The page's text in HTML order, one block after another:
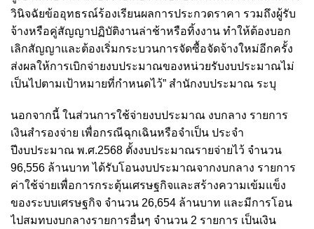
วินิจฉัยข้ออุทธรณ์ร้องเรียนผลการประกวดราคา รวมถึงผู้รับ
จ้างหรือคู่สัญญาปฏิบัติงานล่าช้าหรือทิ้งงาน ทำให้ต้องบอก
เลิกสัญญาและต้องเริ่มกระบวนการจัดซื้อจัดจ้างใหม่อีกครั้ง
ส่งผลให้การเบิกจ่ายงบประมาณของหน่วยรับงบประมาณไม่
เป็นไปตามเป้าหมายที่กำหนดไว้” สำนักงบประมาณ ระบุ
นอกจากนี้ ในส่วนการใช้จ่ายงบประมาณ งบกลาง รายการ
เงินสำรองจ่าย เพื่อกรณีฉุกเฉินหรือจำเป็น ประจำ
ปีงบประมาณ พ.ศ.2568 ตั้งงบประมาณรายจ่ายไว้ จำนวน
96,556 ล้านบาท ได้รับโอนงบประมาณจากงบกลาง รายการ
ค่าใช้จ่ายเพื่อการกระตุ้นเศรษฐกิจและสร้างความเข้มแข็ง
ของระบบเศรษฐกิจ จำนวน 26,654 ล้านบาท และมีการโอน
ไปสมทบงบกลางรายการอื่นๆ จำนวน 2 รายการ เป็นเงิน